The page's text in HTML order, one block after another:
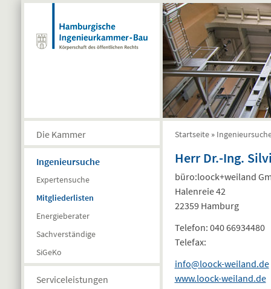
Direkt zum Inhalt
Die Kammer
Ingenieursuche
Expertensuche
Mitgliederlisten
Energieberater
Sachverständige
SiGeKo
Serviceleistungen
Startseite »
Herr Dr.-Ing.
büro:loock+weiland
Halenreie 42
22359 Hamburg
Telefon: 040 66934480
Telefax:
info@loock-weiland.de
www.loock-weiland.de